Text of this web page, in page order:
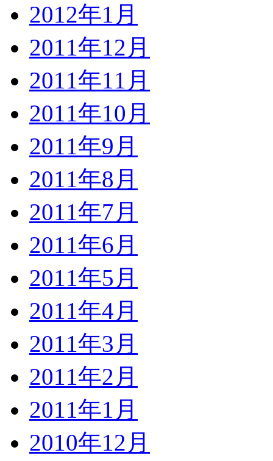
2012年1月
2011年12月
2011年11月
2011年10月
2011年9月
2011年8月
2011年7月
2011年6月
2011年5月
2011年4月
2011年3月
2011年2月
2011年1月
2010年12月